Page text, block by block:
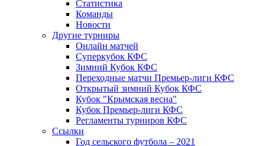
Статистика
Команды
Новости
Другие турниры
Онлайн матчей
Суперкубок КФС
Зимний Кубок КФС
Переходные матчи Премьер-лиги КФС
Открытый зимний Кубок КФС
Кубок "Крымская весна"
Кубок Премьер-лиги КФС
Регламенты турниров КФС
Ссылки
Год сельского футбола – 2021